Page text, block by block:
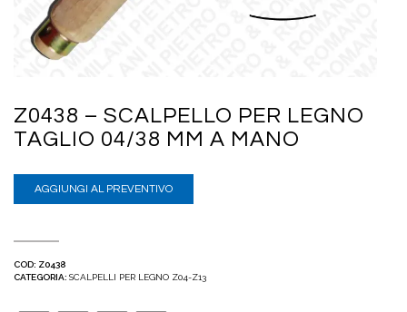
Z0438 – SCALPELLO PER LEGNO
TAGLIO 04/38 MM A MANO
AGGIUNGI AL PREVENTIVO
COD: Z0438
CATEGORIA: SCALPELLI PER LEGNO Z04-Z13